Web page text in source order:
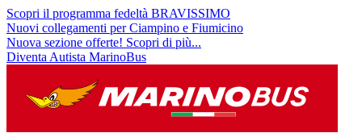
Scopri il programma fedeltà BRAVISSIMO
Nuovi collegamenti per Ciampino e Fiumicino
Nuova sezione offerte! Scopri di più...
Diventa Autista MarinoBus